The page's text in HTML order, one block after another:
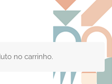
no carrinho.